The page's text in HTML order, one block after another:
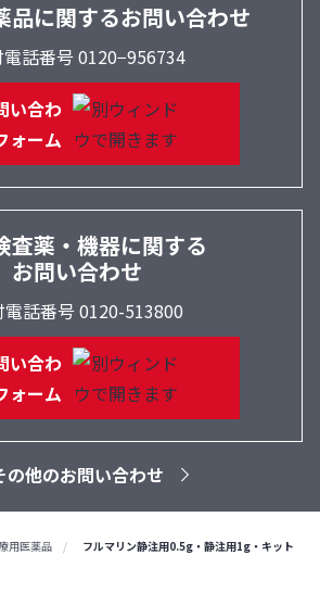
品に関するお問い合わせ
電話番号 0120−956734
い合わ
ォーム
査薬・機器に関する
お問い合わせ
電話番号 0120-513800
い合わ
ォーム
の他のお問い合わせ
用医薬品
フルマリン静注用0.5g・静注用1g・キット